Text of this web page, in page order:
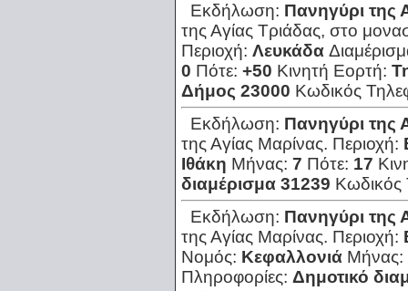
Εκδήλωση: Πανηγύρι της
της Αγίας Τριάδας, στο
Περιοχή: Λευκάδα
0 Πότε: +50 Κινητή Εορτή:
Δήμος 23000 Κωδικός
Εκδήλωση: Πανηγύρι της
της Αγίας Μαρίνας. Περιοχή:
Ιθάκη Μήνας: 7 Πότε: 17
διαμέρισμα 31239
Εκδήλωση: Πανηγύρι της
της Αγίας Μαρίνας. Περιοχή:
Νομός: Κεφαλλονιά Μήνας:
Πληροφορίες: Δημοτικό